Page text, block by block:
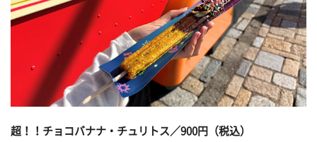
超！！チョコバナナ・チュリトス／900円（税込）